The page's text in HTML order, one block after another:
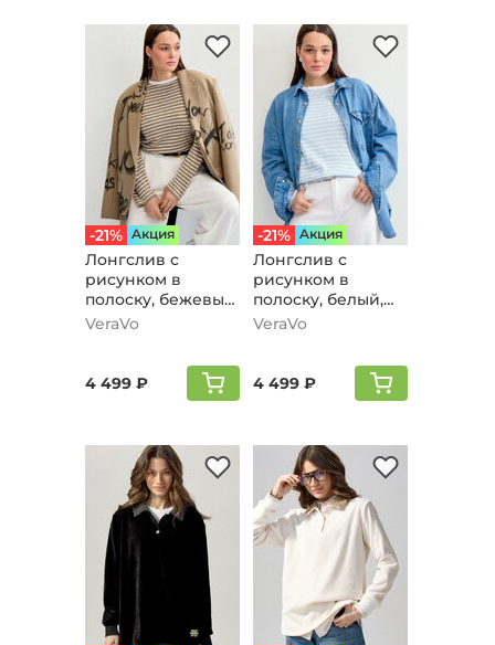
-21% Aкция
Лонгслив с
рисунком в
полоску, бежевый,
молочный
VeraVo
4 499 ₽
-21% Aкция
Лонгслив с
рисунком в
полоску, белый,
голубой
VeraVo
4 499 ₽